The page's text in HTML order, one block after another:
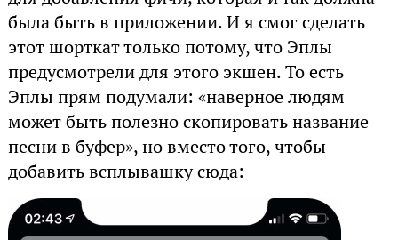
была быть в приложении. И я смог сделать
этот шорткат только потому, что Эплы
предусмотрели для этого экшен. То есть
Эплы прям подумали: «наверное людям
может быть полезно скопировать название
песни в буфер», но вместо того, чтобы
добавить всплывашку сюда: